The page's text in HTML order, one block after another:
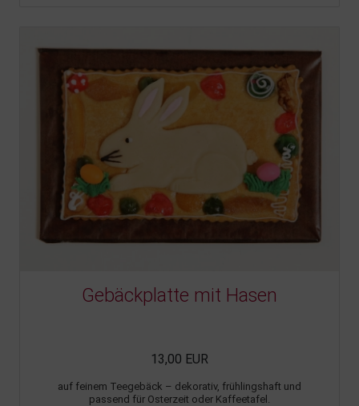
Gebäckplatte mit Hasen
13,00 EUR
auf feinem Teegebäck – dekorativ, frühlingshaft und
passend für Osterzeit oder Kaffeetafel.